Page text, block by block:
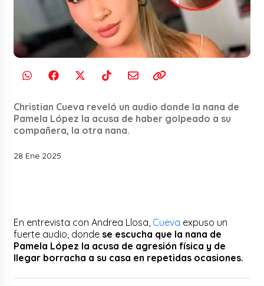
Christian Cueva reveló un audio donde la nana de
Pamela López la acusa de haber golpeado a su
compañera, la otra nana.
28 Ene 2025
En entrevista con Andrea Llosa, Cueva expuso un
fuerte audio, donde se escucha que la nana de
Pamela López la acusa de agresión física y de
llegar borracha a su casa en repetidas ocasiones.